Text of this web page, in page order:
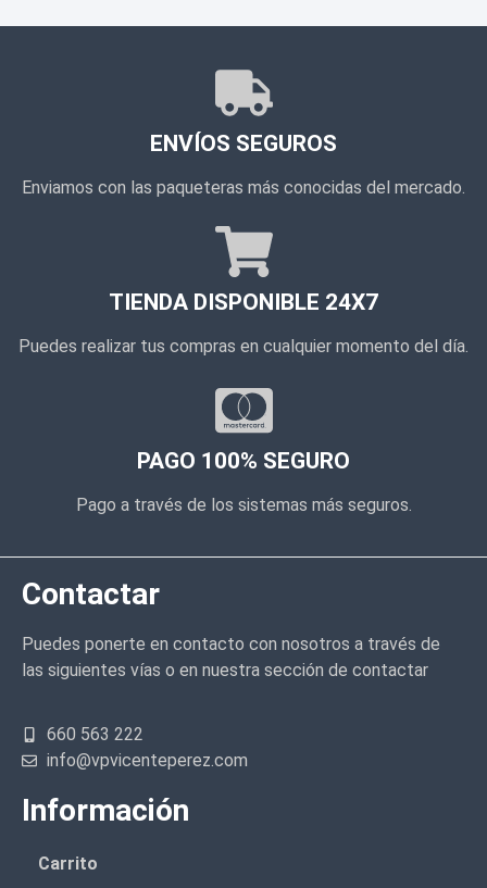
ENVÍOS SEGUROS
Enviamos con las paqueteras más conocidas del mercado.
TIENDA DISPONIBLE 24X7
Puedes realizar tus compras en cualquier momento del día.
PAGO 100% SEGURO
Pago a través de los sistemas más seguros.
Contactar
Puedes ponerte en contacto con nosotros a través de
las siguientes vías o en nuestra sección de contactar
660 563 222
info@vpvicenteperez.com
Información
Carrito